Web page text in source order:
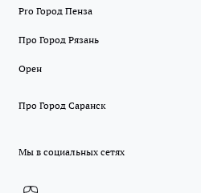
Pro Город Пенза
Про Город Рязань
Орен
Про Город Саранск
Мы в социальных сетях